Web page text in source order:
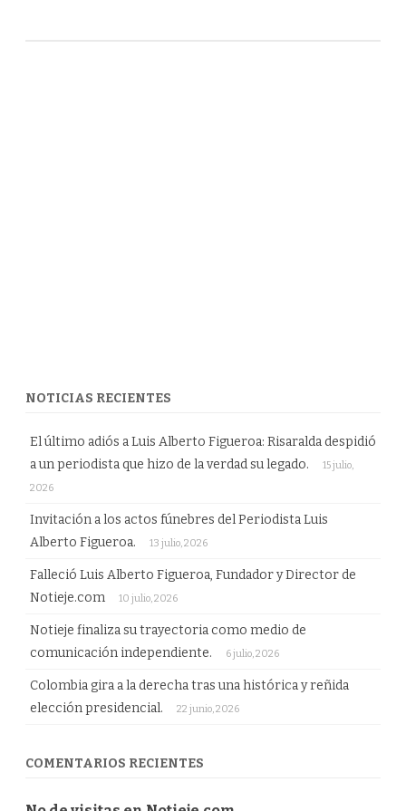
NOTICIAS RECIENTES
El último adiós a Luis Alberto Figueroa: Risaralda despidió
a un periodista que hizo de la verdad su legado.
15 julio,
2026
Invitación a los actos fúnebres del Periodista Luis
Alberto Figueroa.
13 julio, 2026
Falleció Luis Alberto Figueroa, Fundador y Director de
Notieje.com
10 julio, 2026
Notieje finaliza su trayectoria como medio de
comunicación independiente.
6 julio, 2026
Colombia gira a la derecha tras una histórica y reñida
elección presidencial.
22 junio, 2026
COMENTARIOS RECIENTES